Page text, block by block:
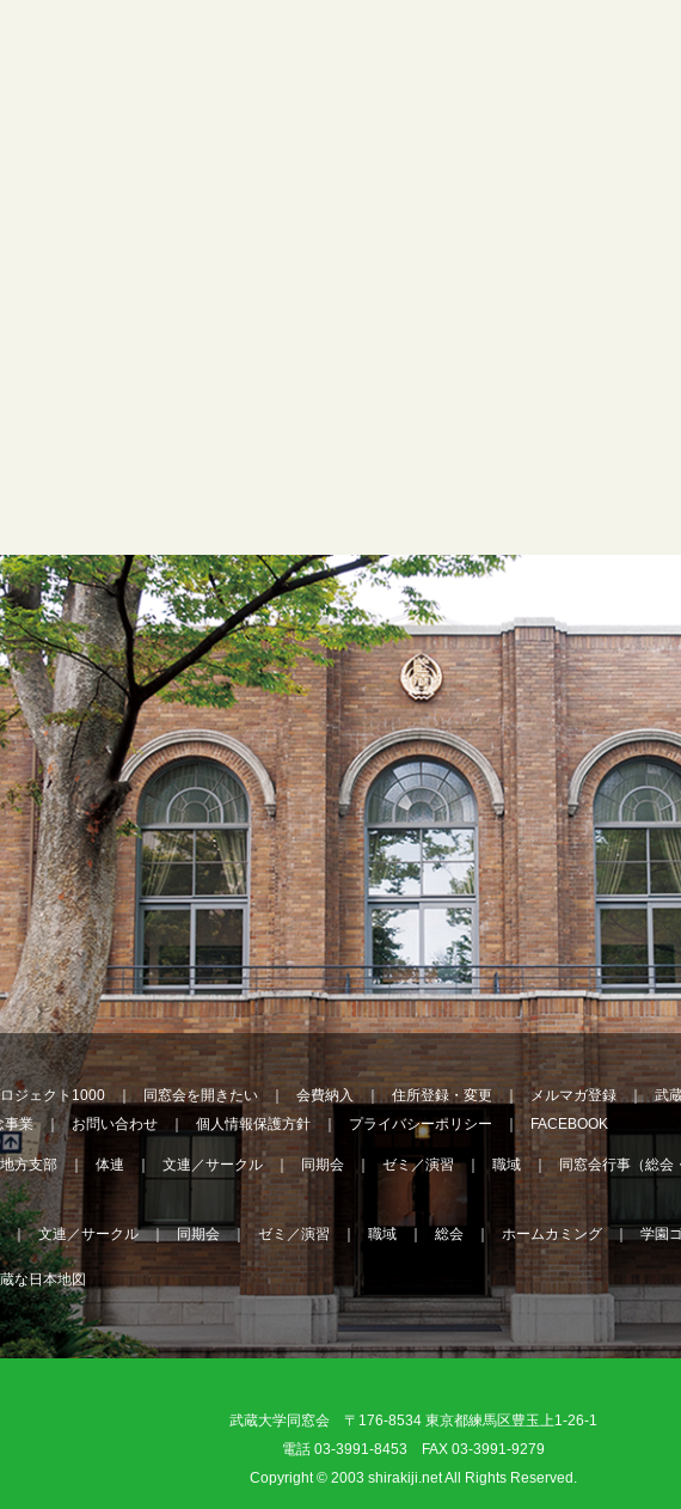
ジェクト1000 同窓会を開きたい 会費納入 住所登録・変更 メルマガ登録
武
事業
お問い合わせ 個人情報保護方針 プライバシーポリシー FACEBOOK
地方支部 体連 文連／サークル 同期会 ゼミ／演習 職域
同窓会行事（総会
文連／サークル 同期会 ゼミ／演習 職域 総会 ホームカミング 学園
な日本地図
武蔵大学同窓会 〒176-8534 東京都練馬区豊玉上1-26-1
電話 03-3991-8453 FAX 03-3991-9279
Copyright © 2003 shirakiji.net All Rights Reserved.